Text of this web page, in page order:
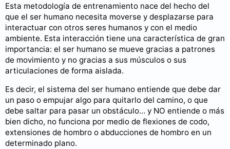
Esta metodología de entrenamiento nace del hecho del
que el ser humano necesita moverse y desplazarse para
interactuar con otros seres humanos y con el medio
ambiente. Esta interacción tiene una característica de gran
importancia: el ser humano se mueve gracias a patrones
de movimiento y no gracias a sus músculos o sus
articulaciones de forma aislada.
Es decir, el sistema del ser humano entiende que debe dar
un paso o empujar algo para quitarlo del camino, o que
debe saltar para pasar un obstáculo… y NO entiende o más
bien dicho, no funciona por medio de flexiones de codo,
extensiones de hombro o abducciones de hombro en un
determinado plano.